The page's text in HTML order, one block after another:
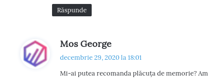
Răspunde
Mos George
p
n
decembrie 29, 2020 la 18:01
Mi-ai putea recomanda plăcuța de memorie? Am